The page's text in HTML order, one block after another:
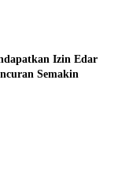
Izin Edar
Semakin